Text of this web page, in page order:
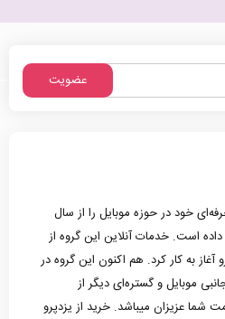
عضویت
خود در حوزه موبایل را از سال
داده است. خدمات آنلاین این گروه از
آغاز به کار کرد. هم اکنون این گروه در
موبایل و گستره‌ای دیگر از
شما عزیزان میباشد. خرید از یزدپرو